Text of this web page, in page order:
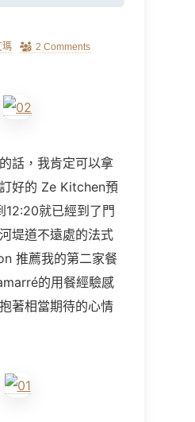
瑪 2 Comments
話，我肯定可以拿
好的 Ze Kitchen預
12:20就已經到了門
堤道不遠處的法式
推薦我的第二家餐
é的用餐經驗感
著相當期待的心情